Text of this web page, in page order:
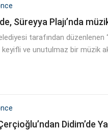
Süreyya Plajı’nda
tarafından düzenlenen
ve unutulmaz bir müzik
Didim’de